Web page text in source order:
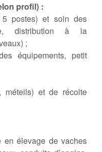
profil) :
postes) et soin des
distribution à la
;
équipements, petit
méteils) et de récolte
en élevage de vaches